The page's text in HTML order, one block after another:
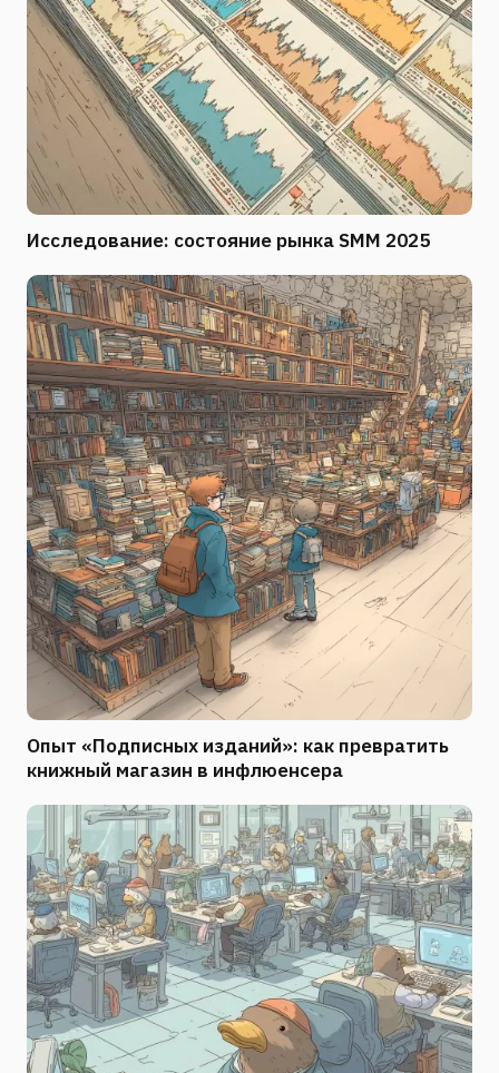
Исследование: состояние рынка SMM 2025
Опыт «Подписных изданий»: как превратить
книжный магазин в инфлюенсера